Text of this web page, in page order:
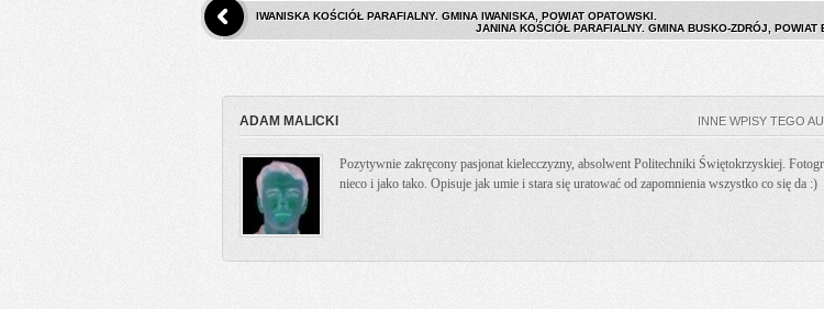
IWANISKA KOŚCIÓŁ PARAFIALNY. GMINA IWANISKA, POWIAT OPATOWSKI.
JANINA KOŚCIÓŁ PARAFIALNY. GMINA BUSKO-ZDRÓJ, POWIAT
ADAM MALICKI INNE WPISY TEGO
Pozytywnie zakręcony pasjonat kielecczyzny, absolwent Politechniki Świętokrzyskiej.
nieco i jako tako. Opisuje jak umie i stara się uratować od zapomnienia wszystko co się da :)